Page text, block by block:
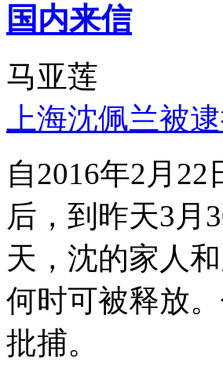
国内来信
马亚莲
上海沈佩兰被
自2016年2月
后，到昨天3月
天，沈的家人
何时可被释放
批捕。